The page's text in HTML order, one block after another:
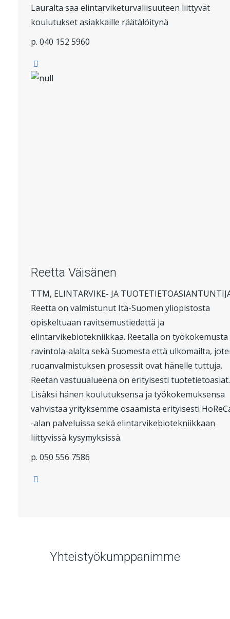
Lauralta saa elintarviketurvallisuuteen liittyvät
koulutukset asiakkaille räätälöitynä
p. 040 152 5960
Reetta Väisänen
TTM, ELINTARVIKE- JA
Reetta on valmistunut Itä-Suomen yliopistosta
opiskeltuaan ravitsemustiedettä ja
elintarvikebiotekniikkaa. Reetalla on työkokemusta
ravintola-alalta sekä Suomesta että ulkomailta,
ruoanvalmistuksen prosessit ovat hänelle tuttuja.
Reetan vastuualueena on erityisesti tuotetietoasiat.
Lisäksi hänen koulutuksensa ja työkokemuksensa
vahvistaa yrityksemme osaamista erityisesti
-alan palveluissa sekä elintarvikebiotekniikkaan
liittyvissä kysymyksissä.
p. 050 556 7586
Yhteistyökumppanimme